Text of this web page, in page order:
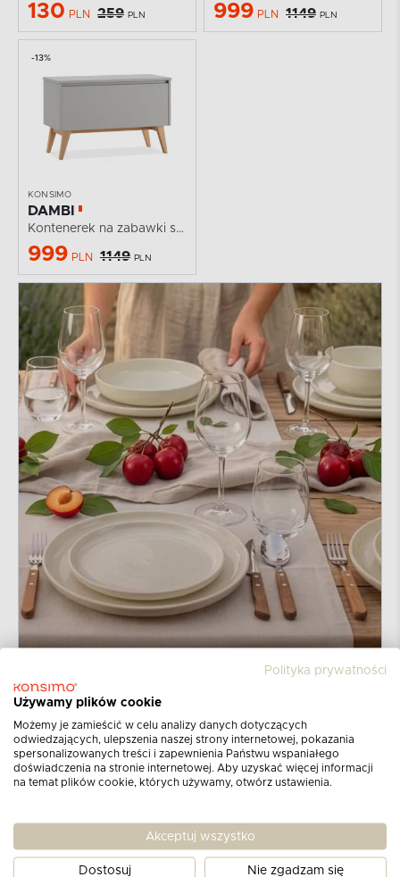
130 PLN 259 PLN 999 PLN 1149 PLN
-13%
KONSIMO
DAMBI
Kontenerek na zabawki szary
999 PLN 1149 PLN
Polityka prywatności
Używamy plików cookie
Możemy je zamieścić w celu analizy danych dotyczących
odwiedzających, ulepszenia naszej strony internetowej, pokazania
spersonalizowanych treści i zapewnienia Państwu wspaniałego
doświadczenia na stronie internetowej. Aby uzyskać więcej informacji
na temat plików cookie, których używamy, otwórz ustawienia.
Akceptuj wszystko
Dostosuj Nie zgadzam się